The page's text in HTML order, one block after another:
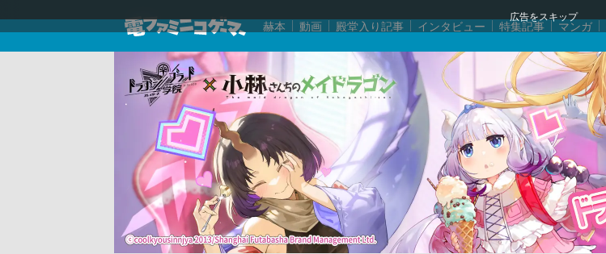
広告をスキップ
赫本 動画 殿堂入り記事 インタビュー 特集記事 マンガ